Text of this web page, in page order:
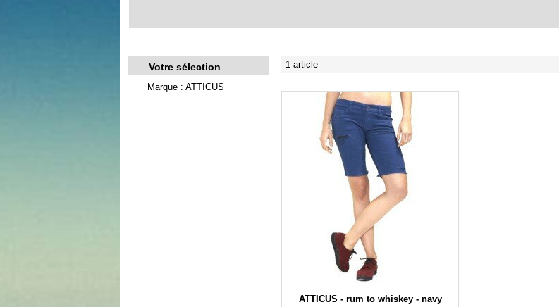
Votre sélection
Marque : ATTICUS
1 article
ATTICUS - rum to whiskey - navy